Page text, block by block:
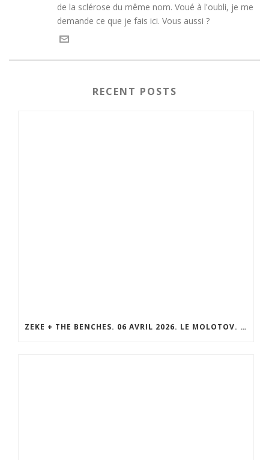
de la sclérose du même nom. Voué à l'oubli, je me
demande ce que je fais ici. Vous aussi ?
RECENT POSTS
ZEKE + THE BENCHES. 06 AVRIL 2026. LE MOLOTOV. MARSEILLE